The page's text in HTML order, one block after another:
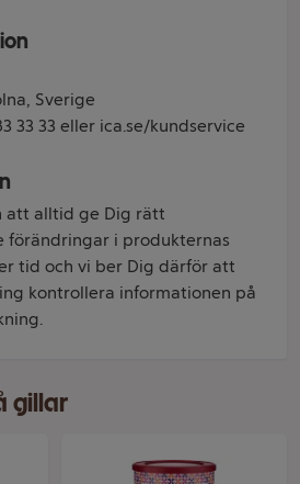
Sverige
33 33 eller ica.se/kundservice
att alltid ge Dig rätt
förändringar i produkternas
tid och vi ber Dig därför att
kontrollera informationen på
gillar